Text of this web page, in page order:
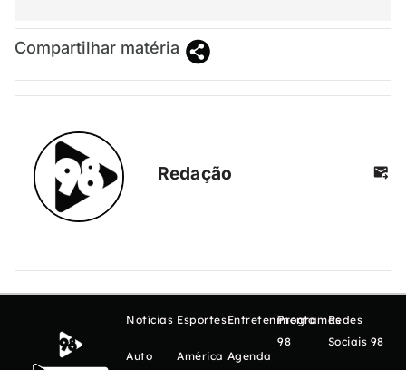
Compartilhar matéria
Redação
Notícias
Auto
Esportes
América
Entretenimento
Agenda
Programas
98
Redes
Sociais 98